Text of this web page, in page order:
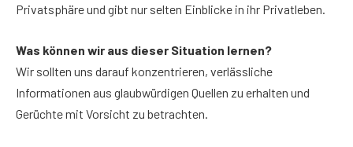
Privatsphäre und gibt nur selten Einblicke in ihr Privatleben.
Was können wir aus dieser Situation lernen?
Wir sollten uns darauf konzentrieren, verlässliche
Informationen aus glaubwürdigen Quellen zu erhalten und
Gerüchte mit Vorsicht zu betrachten.